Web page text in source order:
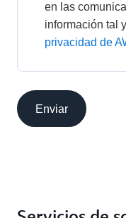
en las
información tal
privacidad de
Enviar